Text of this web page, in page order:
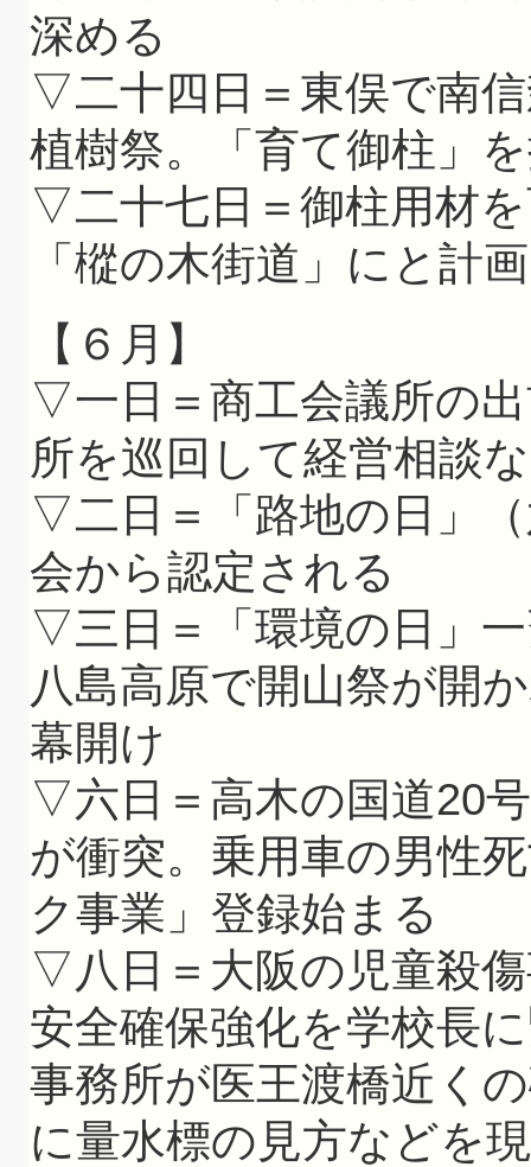
深める
▽二十四日＝東俣で南
植樹祭。「育て御柱」
▽二十七日＝御柱用材
「樅の木街道」にと計
【６月】
▽一日＝商工会議所の
所を巡回して経営相談
▽二日＝「路地の日」
会から認定される
▽三日＝「環境の日」
八島高原で開山祭が開
幕開け
▽六日＝高木の国道20
が衝突。乗用車の男性
ク事業」登録始まる
▽八日＝大阪の児童殺
安全確保強化を学校長
事務所が医王渡橋近く
に量水標の見方などを